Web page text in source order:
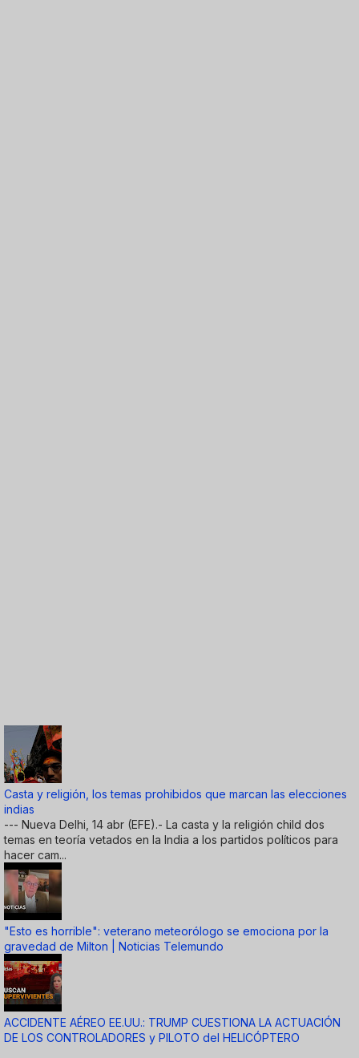
Casta y religión, los temas prohibidos que marcan las elecciones
indias
--- Nueva Delhi, 14 abr (EFE).- La casta y la religión child dos
temas en teoría vetados en la India a los partidos políticos para
hacer cam...
"Esto es horrible": veterano meteorólogo se emociona por la
gravedad de Milton | Noticias Telemundo
ACCIDENTE AÉREO EE.UU.: TRUMP CUESTIONA LA ACTUACIÓN
DE LOS CONTROLADORES y PILOTO del HELICÓPTERO